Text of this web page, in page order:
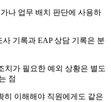
나 업무 배치 판단에 사용하
사 기록과 EAP 상담 기록은 분
치가 필요한 예외 상황은 별도
점
히 이해해야 직원에게도 같은